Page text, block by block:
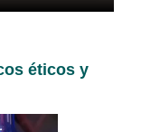
éticos y